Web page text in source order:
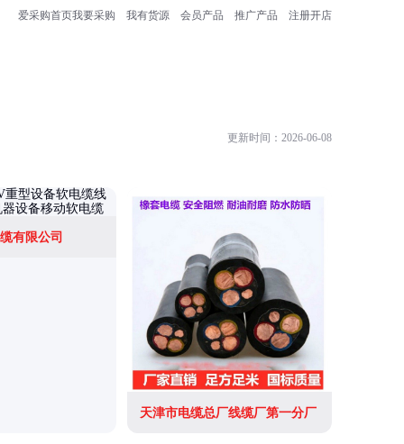
爱采购首页我要采购 我有货源 会员产品 推广产品 注册开店
更新时间：2026-06-08
有限公司
天津市电缆总厂线缆厂第一分厂